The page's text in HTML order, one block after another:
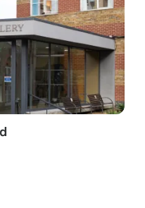
gewilde zakelijke
media, technologie en
gevonden. Een
direct prestige en een
in de stad te evenaren